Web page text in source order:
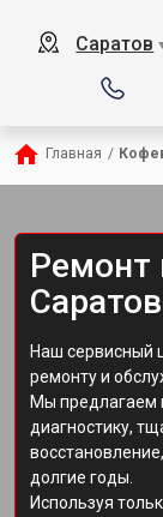
Саратов
Главная /
Ремонт
Наш сервисный
ремонту и
Мы предлагаем
диагностику,
долгие годы.
Используя